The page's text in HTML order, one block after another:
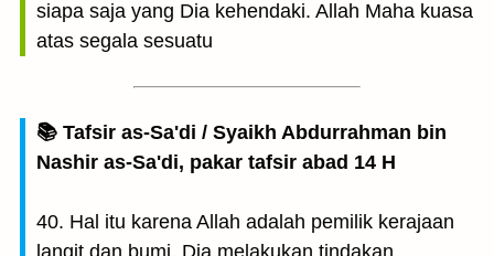
siapa saja yang Dia kehendaki. Allah Maha kuasa
atas segala sesuatu
📚 Tafsir as-Sa'di / Syaikh Abdurrahman bin
Nashir as-Sa'di, pakar tafsir abad 14 H
40. Hal itu karena Allah adalah pemilik kerajaan
langit dan bumi. Dia melakukan tindakan